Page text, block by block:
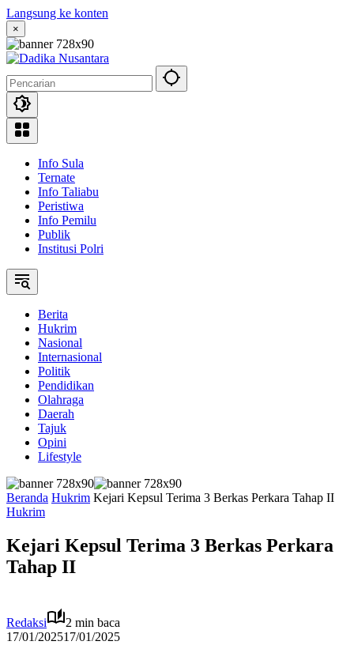
Langsung ke konten
×
Info Sula
Ternate
Info Taliabu
Peristiwa
Info Pemilu
Publik
Institusi Polri
Berita
Hukrim
Nasional
Internasional
Politik
Pendidikan
Olahraga
Daerah
Tajuk
Opini
Lifestyle
Beranda Hukrim Kejari Kepsul Terima 3 Berkas Perkara Tahap II
Hukrim
Kejari Kepsul Terima 3 Berkas Perkara
Tahap II
Redaksi
2 min baca
17/01/202517/01/2025